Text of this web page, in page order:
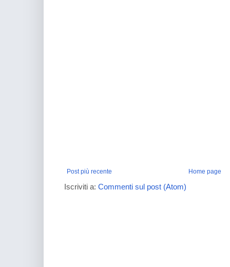
Post più recente Home page
Iscriviti a: Commenti sul post (Atom)